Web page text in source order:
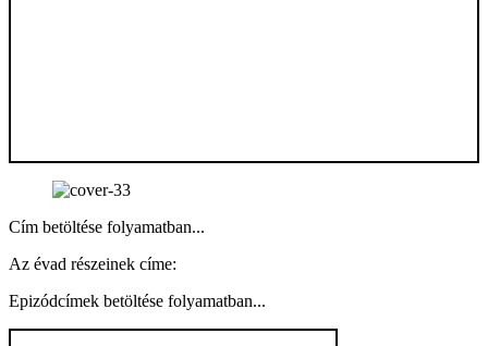
Cím betöltése folyamatban...
Az évad részeinek címe:
Epizódcímek betöltése folyamatban...